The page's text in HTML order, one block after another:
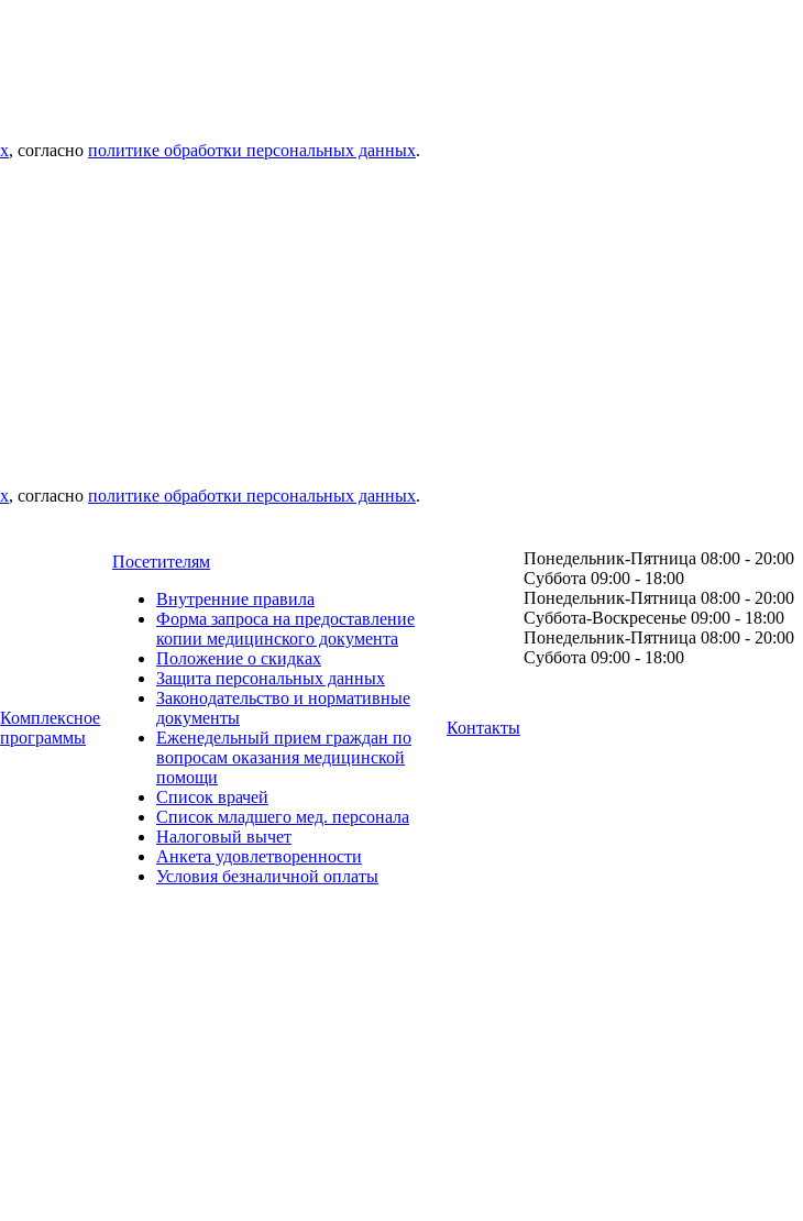
, согласно политике обработки персональных данных.
, согласно политике обработки персональных данных.
Понедельник-Пятница 08:00 - 20:00
Суббота 09:00 - 18:00
Понедельник-Пятница 08:00 - 20:00
Суббота-Воскресенье 09:00 - 18:00
Понедельник-Пятница 08:00 - 20:00
Суббота 09:00 - 18:00
Комплексное
программы
Посетителям
Внутренние правила
Форма запроса на предоставление
копии медицинского документа
Положение о скидках
Защита персональных данных
Законодательство и нормативные
документы
Еженедельный прием граждан по
вопросам оказания медицинской
помощи
Список врачей
Список младшего мед. персонала
Налоговый вычет
Анкета удовлетворенности
Условия безналичной оплаты
Контакты